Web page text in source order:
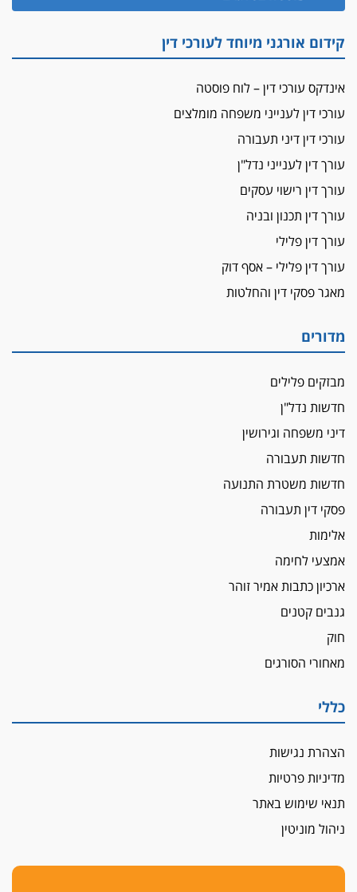
קידום אורגני מיוחד לעורכי דין
אינדקס עורכי דין – לוח פוסטה
עורכי דין לענייני משפחה מומלצים
עורכי דין דיני תעבורה
עורך דין לענייני נדל"ן
עורך דין רישוי עסקים
עורך דין תכנון ובניה
עורך דין פלילי
עורך דין פלילי – אסף דוק
מאגר פסקי דין והחלטות
מדורים
מבזקים פלילים
חדשות נדל"ן
דיני משפחה וגירושין
חדשות תעבורה
חדשות משטרת התנועה
פסקי דין תעבורה
אלימות
אמצעי לחימה
ארכיון כתבות אמיר זוהר
גנבים קטנים
חוק
מאחורי הסורגים
כללי
הצהרת נגישות
מדיניות פרטיות
תנאי שימוש באתר
ניהול מוניטין